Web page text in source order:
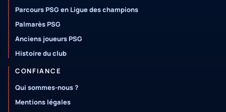
Parcours PSG en Ligue des champions
Palmarès PSG
Anciens joueurs PSG
Histoire du club
CONFIANCE
Qui sommes-nous ?
Mentions légales